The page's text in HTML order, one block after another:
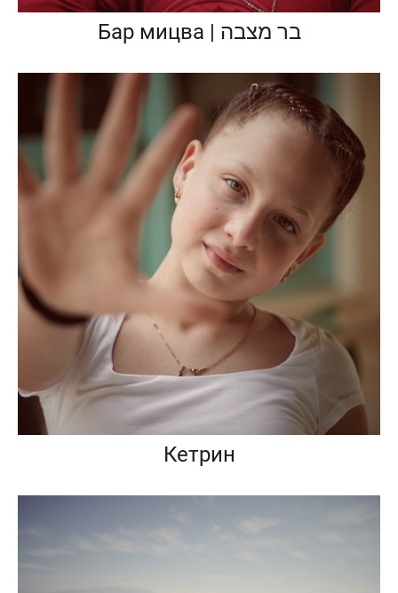
Бар мицва | בר מצבה
Кетрин